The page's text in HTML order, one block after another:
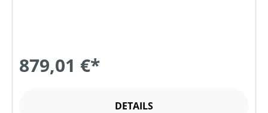
879,01 €*
DETAILS